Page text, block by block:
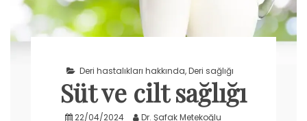
Deri hastalıkları hakkında,Deri sağlığı
Süt ve cilt sağlığı
22/04/2024 Dr. Şafak Metekoğlu